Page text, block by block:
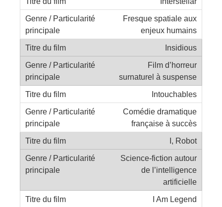
Fresque spatiale aux
enjeux humains
Insidious
Film d’horreur
surnaturel à suspense
Intouchables
Comédie dramatique
française à succès
I, Robot
Science-fiction autour
de l’intelligence
artificielle
I Am Legend